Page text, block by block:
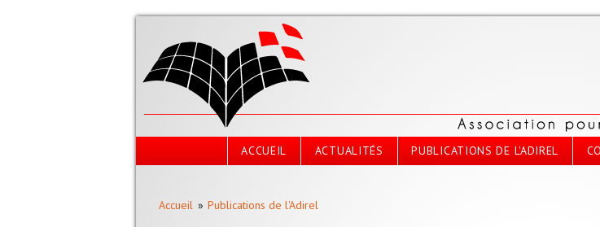
ACCUEIL ACTUALITÉS PUBLICATIONS DE L'ADIREL
Vous êtes ici
Accueil Publications de l'Adirel